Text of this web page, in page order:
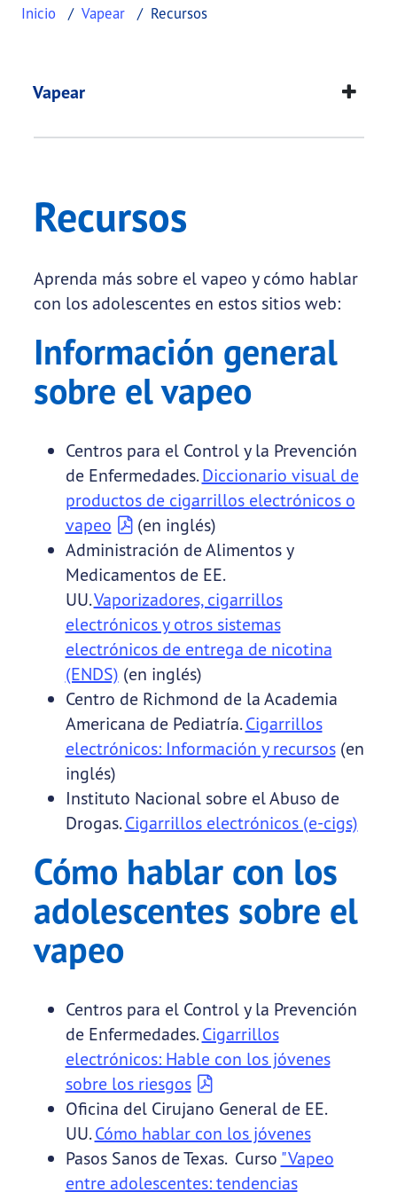
Inicio Vapear Recursos
Recursos
This page provides information about Recursos
Vapear
Recursos
Aprenda más sobre el vapeo y cómo hablar
con los adolescentes en estos sitios web:
Información general
sobre el vapeo
Centros para el Control y la Prevención
de Enfermedades.Diccionario visual de
productos de cigarrillos electrónicos o
vapeo
(en inglés)
Administración de Alimentos y
Medicamentos de EE.
UU.Vaporizadores, cigarrillos
electrónicos y otros sistemas
electrónicos de entrega de nicotina
(ENDS) (en inglés)
Centro de Richmond de la Academia
Americana de Pediatría.Cigarrillos
electrónicos: Información y recursos(en
inglés)
Instituto Nacional sobre el Abuso de
Drogas.Cigarrillos electrónicos (e-cigs)
Cómo hablar con los
adolescentes sobre el
vapeo
Centros para el Control y la Prevención
de Enfermedades.Cigarrillos
electrónicos: Hable con los jóvenes
sobre los riesgos
Oficina del Cirujano General de EE.
UU.Cómo hablar con los jóvenes
Pasos Sanos de Texas. Curso "Vapeo
entre adolescentes: tendencias